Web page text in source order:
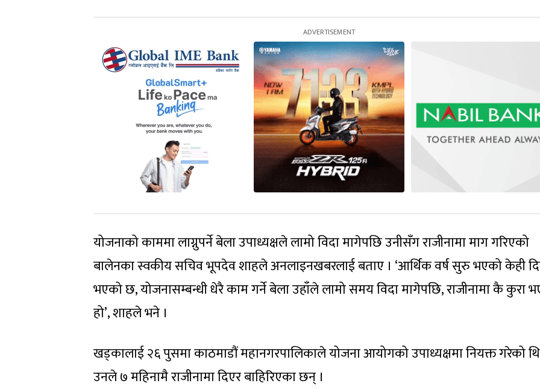
योजनाको काममा लाग्नुपर्ने बेला उपाध्यक्षले लामो विदा मागेपछि उनीसँग राजीनामा माग गरिएको
बालेनका स्वकीय सचिव भूपदेव शाहले अनलाइनखबरलाई बताए । ‘आर्थिक वर्ष सुरु भएको केही
भएको छ, योजनासम्बन्धी धेरै काम गर्ने बेला उहाँले लामो समय विदा मागेपछि, राजीनामा कै कुरा
हो’, शाहले भने ।
खड्कालाई २६ पुसमा काठमाडौं महानगरपालिकाले योजना आयोगको उपाध्यक्षमा नियक्त गरेको
उनले ७ महिनामै राजीनामा दिएर बाहिरिएका छन् ।